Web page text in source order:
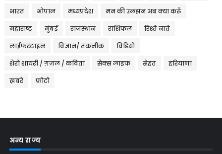
भारत भोपाल मध्यप्रदेश मन की उलझन अब क्या करूँ
महाराष्ट्र मुंबई राजस्थान राशिफल रिश्ते नाते
लाईफस्टाइल विज्ञान/ तकनीक विडियो
शेरो शायरी / ग़ज़ल / कविता सेक्स लाइफ सेहत हरियाणा
ख़बरें फ़ोटो
अन्य राज्य